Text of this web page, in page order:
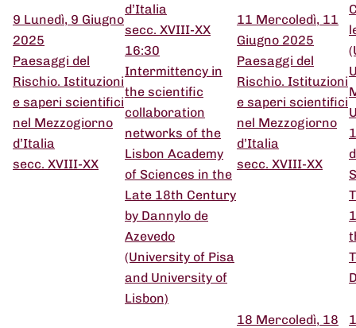
9 Lunedì, 9 Giugno
2025
Paesaggi del
Rischio. Istituzioni
e saperi scientifici
nel Mezzogiorno
d’Italia
secc. XVIII-XX
d’Italia
secc. XVIII-XX
16:30
Intermittency in
the scientific
collaboration
networks of the
Lisbon Academy
of Sciences in the
Late 18th Century
by Dannylo de
Azevedo
(University of Pisa
and University of
Lisbon)
11 Mercoledì, 11
Giugno 2025
Paesaggi del
Rischio. Istituzioni
e saperi scientifici
nel Mezzogiorno
d’Italia
secc. XVIII-XX
18 Mercoledì, 18